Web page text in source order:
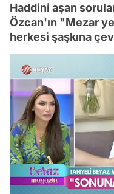
Haddini aşan
Özcan'ın "Mezar
herkesi şaşkına